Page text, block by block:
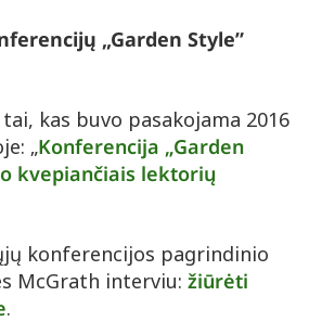
„Garden Style”
kas buvo pasakojama 2016
„Konferencija „Garden
kvepiančiais lektorių
konferencijos pagrindinio
McGrath interviu: žiūrėti
.